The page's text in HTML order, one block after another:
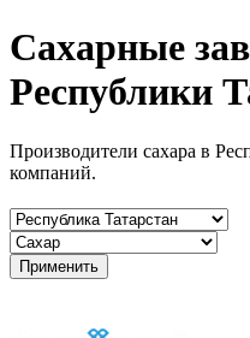
Сахарные
Республики
Производители сахара в
компаний.